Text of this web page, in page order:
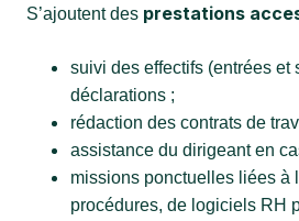
S’ajoutent des prestations
suivi des effectifs (entrées et
déclarations ;
rédaction des contrats de
assistance du dirigeant en
missions ponctuelles liées à
procédures, de logiciels RH